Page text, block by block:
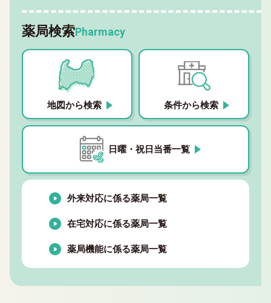
薬局検索Pharmacy
地図から検索 条件から検索
日曜・祝日当番一覧
外来対応に係る薬局一覧
在宅対応に係る薬局一覧
薬局機能に係る薬局一覧